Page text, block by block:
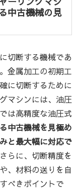
中古機械の見
切断する機械であ
金属加工の初期工
に切断するために
マシンには、油圧
は高精度な油圧式
中古機械を見極め
と最大幅に対応で
さらに、切断精度を
、材料の送りを自
べきポイントで